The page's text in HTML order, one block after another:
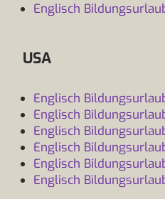
Englisch
USA
Englisch
Englisch
Englisch
Englisch
Englisch
Englisch